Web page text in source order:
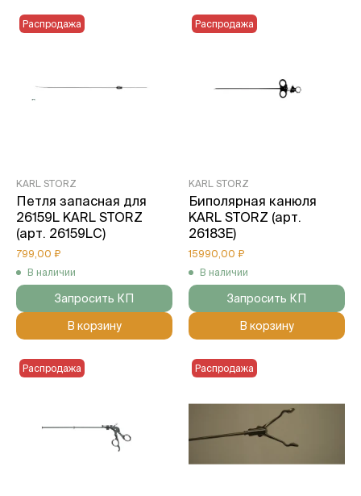
KARL STORZ
Петля запасная для
26159L KARL STORZ
(арт. 26159LC)
799,00 ₽
В наличии
Распродажа
Запросить КП
В корзину
KARL STORZ
Биполярная канюля
KARL STORZ (арт.
26183E)
15990,00 ₽
В наличии
Распродажа
Запросить КП
В корзину
Распродажа Распродажа